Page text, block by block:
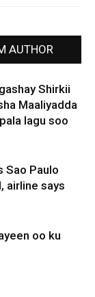
AUTHOR
Shirkii
Maaliyadda
lagu soo
Sao Paulo
airline says
oo ku